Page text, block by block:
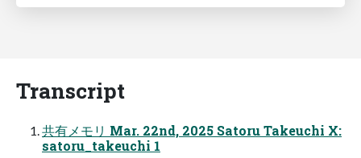
Transcript
共有メモリ Mar. 22nd, 2025 Satoru Takeuchi X:
satoru_takeuchi 1